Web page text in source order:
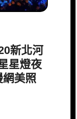
新北河
星燈夜
網美照